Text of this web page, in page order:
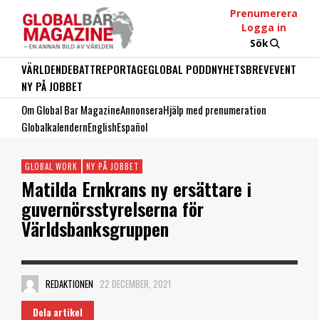
Prenumerera
Logga in
Sök
VÄRLDENDEBATTREPORTAGEGLOBAL PODDNYHETSBREVEVENT
NY PÅ JOBBET
Om Global Bar MagazineAnnonseraHjälp med prenumeration
GlobalkalendernEnglishEspañol
GLOBAL WORK NY PÅ JOBBET
Matilda Ernkrans ny ersättare i
guvernörsstyrelserna för
Världsbanksgruppen
REDAKTIONEN 22 DECEMBER, 2021
Dela artikel